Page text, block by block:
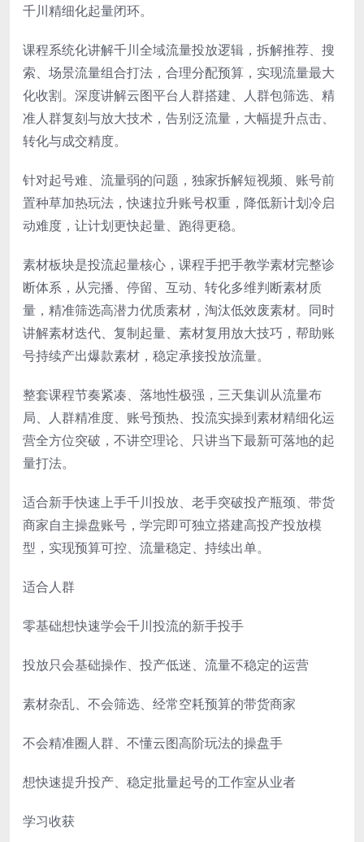
千川精细化起量闭环。
课程系统化讲解千川全域流量投放逻辑，拆解推荐、搜
索、场景流量组合打法，合理分配预算，实现流量最大
化收割。深度讲解云图平台人群搭建、人群包筛选、精
准人群复刻与放大技术，告别泛流量，大幅提升点击、
转化与成交精度。
针对起号难、流量弱的问题，独家拆解短视频、账号前
置种草加热玩法，快速拉升账号权重，降低新计划冷启
动难度，让计划更快起量、跑得更稳。
素材板块是投流起量核心，课程手把手教学素材完整诊
断体系，从完播、停留、互动、转化多维判断素材质
量，精准筛选高潜力优质素材，淘汰低效废素材。同时
讲解素材迭代、复制起量、素材复用放大技巧，帮助账
号持续产出爆款素材，稳定承接投放流量。
整套课程节奏紧凑、落地性极强，三天集训从流量布
局、人群精准度、账号预热、投流实操到素材精细化运
营全方位突破，不讲空理论、只讲当下最新可落地的起
量打法。
适合新手快速上手千川投放、老手突破投产瓶颈、带货
商家自主操盘账号，学完即可独立搭建高投产投放模
型，实现预算可控、流量稳定、持续出单。
适合人群
零基础想快速学会千川投流的新手投手
投放只会基础操作、投产低迷、流量不稳定的运营
素材杂乱、不会筛选、经常空耗预算的带货商家
不会精准圈人群、不懂云图高阶玩法的操盘手
想快速提升投产、稳定批量起号的工作室从业者
学习收获